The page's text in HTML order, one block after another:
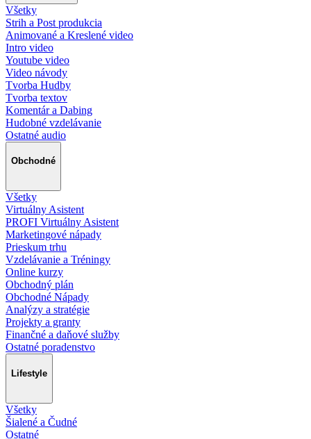
Všetky
Strih a Post produkcia
Animované a Kreslené video
Intro video
Youtube video
Video návody
Tvorba Hudby
Tvorba textov
Komentár a Dabing
Hudobné vzdelávanie
Ostatné audio
Obchodné
Všetky
Virtuálny Asistent
PROFI Virtuálny Asistent
Marketingové nápady
Prieskum trhu
Vzdelávanie a Tréningy
Online kurzy
Obchodný plán
Obchodné Nápady
Analýzy a stratégie
Projekty a granty
Finančné a daňové služby
Ostatné poradenstvo
Lifestyle
Všetky
Šialené a Čudné
Ostatné